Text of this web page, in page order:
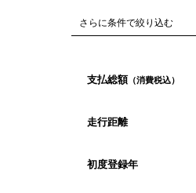
さらに条件で絞り込む
支払総額 （消費税込）
走行距離
初度登録年